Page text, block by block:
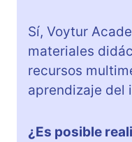
Sí, Voytur
materiales
recursos
aprendizaje del
¿Es posible